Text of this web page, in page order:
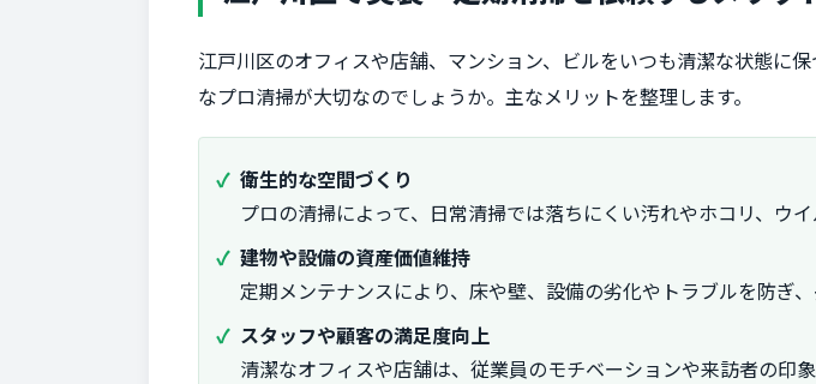
江戸川区のオフィスや店舗、マンション、ビルをいつも清潔な状態に保
なプロ清掃が大切なのでしょうか。主なメリットを整理します。
衛生的な空間づくり
プロの清掃によって、日常清掃では落ちにくい汚れやホコリ、ウ
建物や設備の資産価値維持
定期メンテナンスにより、床や壁、設備の劣化やトラブルを防ぎ
スタッフや顧客の満足度向上
清潔なオフィスや店舗は、従業員のモチベーションや来訪者の印象